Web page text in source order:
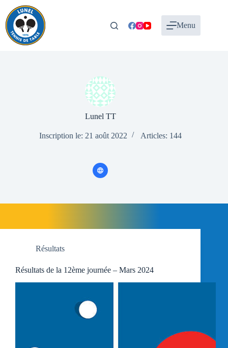
contenu
Menu
Lunel TT
Inscription le: 21 août 2022 Articles: 144
Résultats
Résultats de la 12ème journée – Mars 2024